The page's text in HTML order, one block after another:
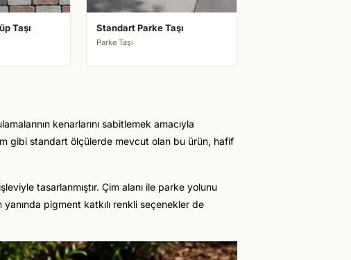
Taşı Standart Parke Taşı
Parke Taşı
kenarlarını sabitlemek amacıyla
gibi standart ölçülerde mevcut olan bu ürün, hafif
tasarlanmıştır. Çim alanı ile parke yolunu
yanında pigment katkılı renkli seçenekler de